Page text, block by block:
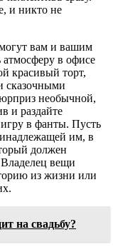
и никто не
вам и вашим
атмосферу в офисе
красивый торт,
сказочными
необычной,
и раздайте
в фанты. Пусть
им, в
должен
вещи
из жизни или
на свадьбу?